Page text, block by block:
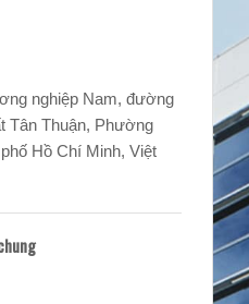
nghiệp Nam, đường
Tân Thuận, Phường
Hồ Chí Minh, Việt